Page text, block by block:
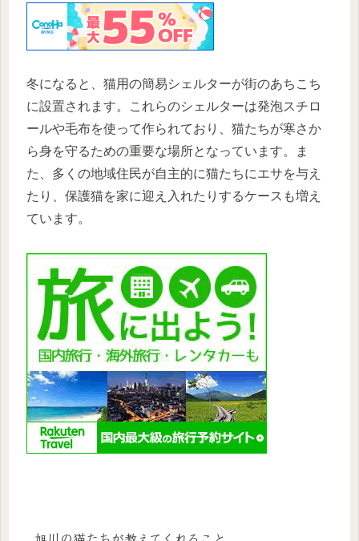
冬になると、猫用の簡易シェルターが街のあちこち
に設置されます。これらのシェルターは発泡スチロ
ールや毛布を使って作られており、猫たちが寒さか
ら身を守るための重要な場所となっています。ま
た、多くの地域住民が自主的に猫たちにエサを与え
たり、保護猫を家に迎え入れたりするケースも増え
ています。